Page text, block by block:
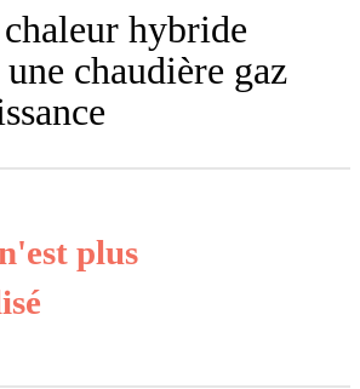
hybride
chaudière gaz
plus